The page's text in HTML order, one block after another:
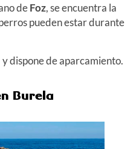
deFoz, se encuentra la
pueden estar durante
dispone de aparcamiento.
Burela